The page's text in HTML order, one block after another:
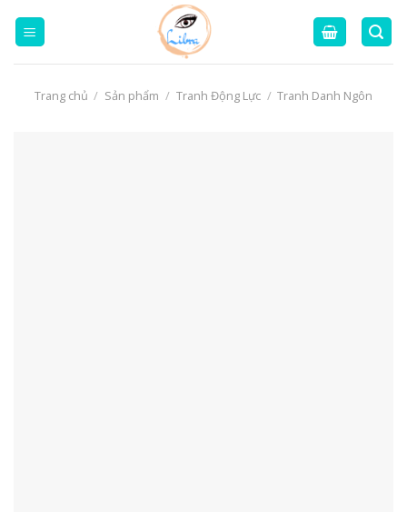
Trang chủ / Sản phẩm / Tranh Động Lực / Tranh Danh Ngôn